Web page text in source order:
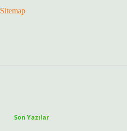
Sitemap
Son Yazılar